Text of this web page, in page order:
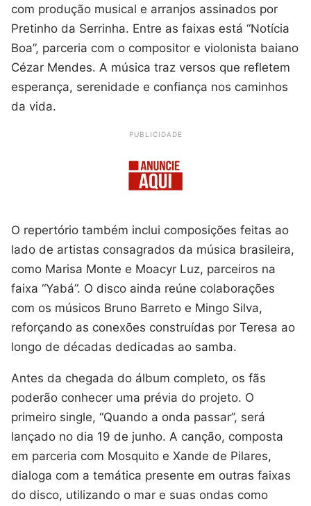
com produção musical e arranjos assinados por
Pretinho da Serrinha. Entre as faixas está “Notícia
Boa”, parceria com o compositor e violonista baiano
Cézar Mendes. A música traz versos que refletem
esperança, serenidade e confiança nos caminhos
da vida.
PUBLICIDADE
O repertório também inclui composições feitas ao
lado de artistas consagrados da música brasileira,
como Marisa Monte e Moacyr Luz, parceiros na
faixa “Yabá”. O disco ainda reúne colaborações
com os músicos Bruno Barreto e Mingo Silva,
reforçando as conexões construídas por Teresa ao
longo de décadas dedicadas ao samba.
Antes da chegada do álbum completo, os fãs
poderão conhecer uma prévia do projeto. O
primeiro single, “Quando a onda passar”, será
lançado no dia 19 de junho. A canção, composta
em parceria com Mosquito e Xande de Pilares,
dialoga com a temática presente em outras faixas
do disco, utilizando o mar e suas ondas como